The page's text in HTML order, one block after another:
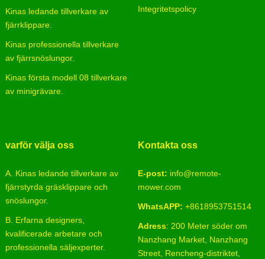
Kinas ledande tillverkare av
fjärrklippare.
Kinas professionella tillverkare
av fjärrsnöslungor.
Kinas första modell 08 tillverkare
av minigrävare.
Integritetspolicy
varför välja oss
A. Kinas ledande tillverkare av
fjärrstyrda gräsklippare och
snöslungor.
B. Erfarna designers,
kvalificerade arbetare och
professionella säljexperter.
Kontakta oss
E-post: info@remote-
mower.com
WhatsAPP: +8618953751514
Adress: 200 Meter söder om
Nanzhang Market, Nanzhang
Street, Rencheng-distriktet,